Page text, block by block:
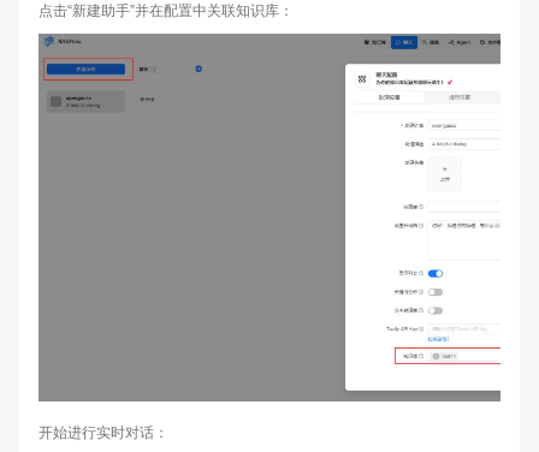
点击“新建助手”并在配置中关联知识库：
开始进行实时对话：